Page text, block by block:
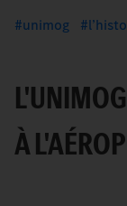
unimog
À